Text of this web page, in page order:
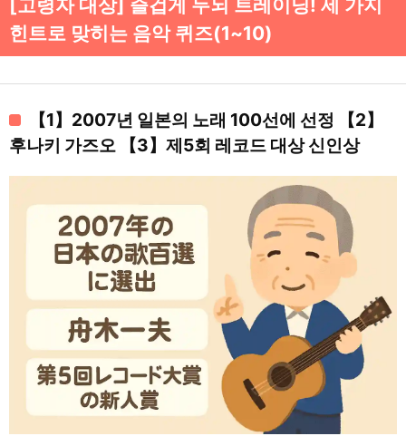
[고령자 대상] 즐겁게 두뇌 트레이닝! 세 가지
힌트로 맞히는 음악 퀴즈(1~10)
【1】2007년 일본의 노래 100선에 선정 【2】
후나키 가즈오 【3】제5회 레코드 대상 신인상